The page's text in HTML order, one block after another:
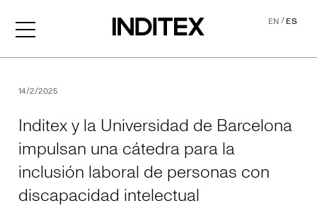
EN/ES
14/2/2025
Inditex y la Universidad de Barcelona
impulsan una cátedra para la
inclusión laboral de personas con
discapacidad intelectual